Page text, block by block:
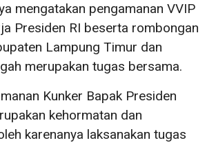
mengatakan pengamanan VVIP
Presiden RI beserta rombongan
Lampung Timur dan
merupakan tugas bersama.
Kunker Bapak Presiden
kehormatan dan
karenanya laksanakan tugas